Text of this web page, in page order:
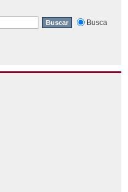
Busca